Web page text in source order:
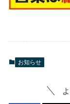
お知らせ